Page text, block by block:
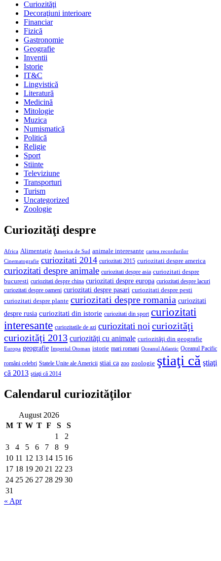
Curiozităţi
Decoraţiuni interioare
Financiar
Fizică
Gastronomie
Geografie
Inventii
Istorie
IT&C
Lingvistică
Literatură
Medicină
Mitologie
Muzica
Numismatică
Politică
Religie
Sport
Stiinte
Televiziune
Transporturi
Turism
Uncategorized
Zoologie
Curiozităţi despre
Africa Alimentaţie America de Sud animale interesante cartea recordurilor
Cinematografie curiozitati 2014 curiozitati 2015 curiozitati despre america
curiozitati despre animale curiozitati despre asia curiozitati despre
bucuresti curiozitati despre china curiozitati despre europa curiozitati despre lacuri
curiozitati despre oameni curiozitati despre pasari curiozitati despre pesti
curiozitati despre plante curiozitati despre romania curiozitati
despre rusia curiozitati din istorie curiozitati din sport curiozitati
interesante curiozitatile de azi curiozitati noicuriozităţi
curiozităţi 2013 curiozităţi cu animale curiozităţi din geografie
Europa geografie Imperiul Otoman istorie mari romani Oceanul Atlantic Oceanul Pacific
români celebri Statele Unite ale Americii stiai ca zoo zoologie ştiaţi că ştiaţi
că 2013 ştiaţi că 2014
Calendarul curiozităţilor
August 2026
M T W T F S
S
1
2
3
4 5 6 7 8
9
10 11 12 13 14 15 16
17 18 19 20 21 22 23
24 25 26 27 28 29 30
31
« Apr